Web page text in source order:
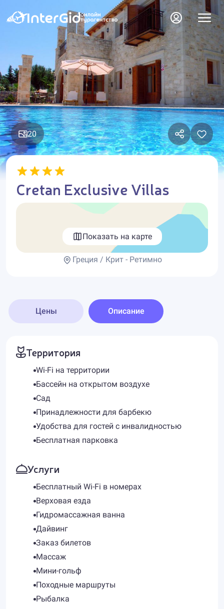
20
Cretan Exclusive Villas
Показать на карте
Греция / Крит - Ретимно
Цены Описание
Территория
Wi-Fi на территории
Бассейн на открытом воздухе
Сад
Принадлежности для барбекю
Удобства для гостей с инвалидностью
Бесплатная парковка
Услуги
Бесплатный Wi-Fi в номерах
Верховая езда
Гидромассажная ванна
Дайвинг
Заказ билетов
Массаж
Мини-гольф
Походные маршруты
Рыбалка